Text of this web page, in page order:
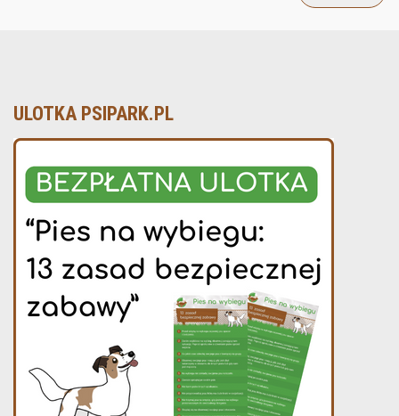
ULOTKA PSIPARK.PL